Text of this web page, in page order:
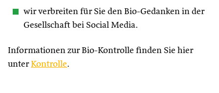
wir verbreiten für Sie den Bio-Gedanken in der
Gesellschaft bei Social Media.
Informationen zur Bio-Kontrolle finden Sie hier
unterKontrolle.